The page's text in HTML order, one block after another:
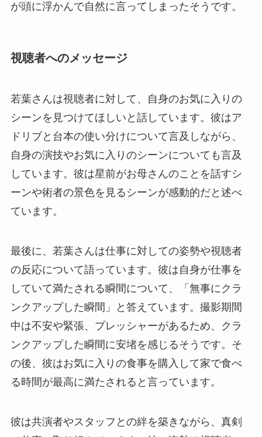
が頭に浮かんで自然に言ってしまったそうです。
視聴者へのメッセージ
若葉さんは視聴者に対して、自身のお気に入りの
シーンを見つけてほしいと話しています。彼はア
ドリブと台本の使い分けについて言及しながら、
自身の演技やお気に入りのシーンについても言及
しています。彼は星前がお母さんのことを話すシ
ーンや術者の景色を見るシーンが感動的だと述べ
ています。
最後に、若葉さんは仕事に対しての姿勢や視聴者
の反応について語っています。彼は自身が仕事を
していて満たされる瞬間について、「無事にクラ
ンクアップした瞬間」と答えています。撮影期間
中は不安や緊張、プレッシャーがあるため、クラ
ンクアップした瞬間に安堵を感じるそうです。そ
の後、彼はお気に入りの食事を購入して家で食べ
る時間が最高に満たされると言っています。
彼は共演者やスタッフとの絆を築きながら、真剣